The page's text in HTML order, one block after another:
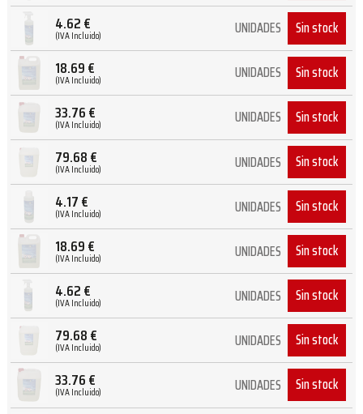
4.62€
(IVA Incluido) UNIDADES Sin stock
18.69€
(IVA Incluido) UNIDADES Sin stock
33.76€
(IVA Incluido) UNIDADES Sin stock
79.68€
(IVA Incluido) UNIDADES Sin stock
4.17€
(IVA Incluido) UNIDADES Sin stock
18.69€
(IVA Incluido) UNIDADES Sin stock
4.62€
(IVA Incluido) UNIDADES Sin stock
79.68€
(IVA Incluido) UNIDADES Sin stock
33.76€
(IVA Incluido) UNIDADES Sin stock